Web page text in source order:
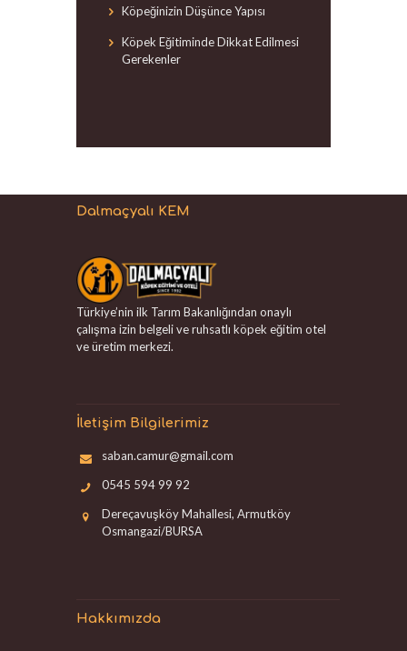
Köpeğinizin Düşünce Yapısı
Köpek Eğitiminde Dikkat Edilmesi
Gerekenler
Dalmaçyalı KEM
Türkiye’nin ilk Tarım Bakanlığından onaylı
çalışma izin belgeli ve ruhsatlı köpek eğitim otel
ve üretim merkezi.
İletişim Bilgilerimiz
saban.camur@gmail.com
0545 594 99 92
Dereçavuşköy Mahallesi, Armutköy
Osmangazi/BURSA
Hakkımızda